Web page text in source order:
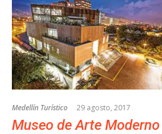
Medellín Turístico 29 agosto, 2017
Museo de Arte